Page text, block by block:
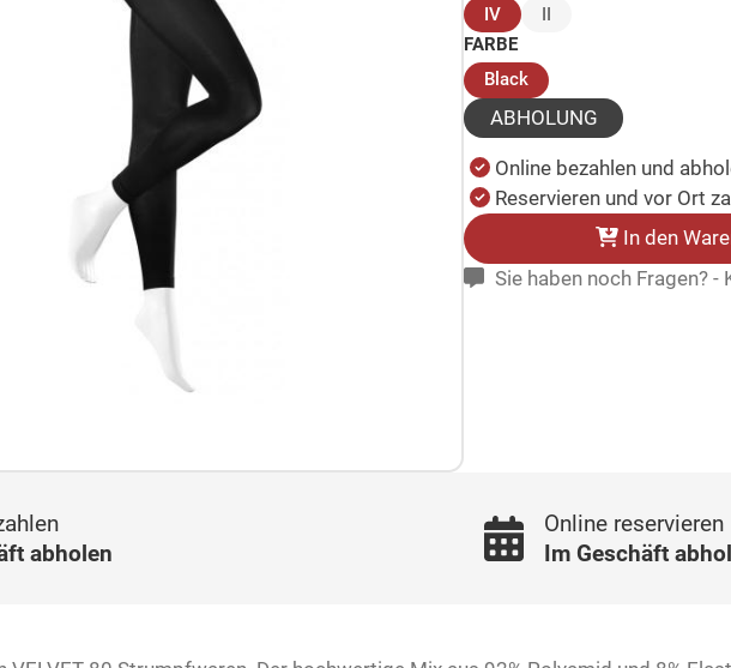
IV(ausgewählt)
II
FARBE
Black(ausgewählt)
ABHOLUNG
Online bezahlen und
Reservieren und vor Ort
In den
Sie haben noch Fragen? -
abholen
Online reservieren
Im Geschäft